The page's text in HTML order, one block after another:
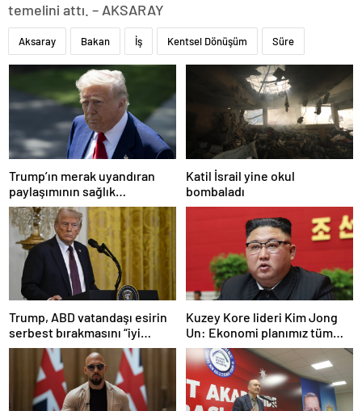
temelini attı. – AKSARAY
Aksaray Bakan İş Kentsel Dönüşüm Süre
Trump’ın merak uyandıran
paylaşımının sağlık
sistemiyle ilgili kararname
olduğu anlaşıldı
Katil İsrail yine okul
bombaladı
Trump, ABD vatandaşı esirin
serbest bırakmasını “iyi
niyetle atılmış bir adım”
olarak değerlendirdi
Kuzey Kore lideri Kim Jong
Un: Ekonomi planımız tüm
sektörlerde başarısız oldu